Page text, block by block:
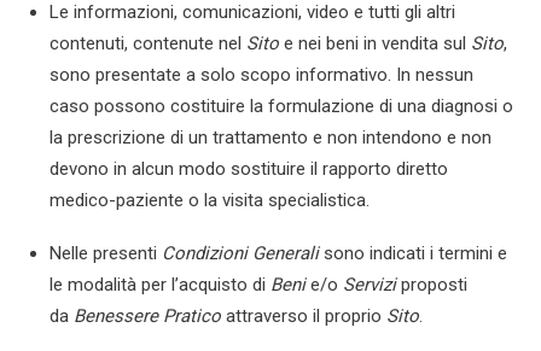
Le informazioni, comunicazioni, video e tutti gli altri
contenuti, contenute nel Sito e nei beni in vendita sul Sito,
sono presentate a solo scopo informativo. In nessun
caso possono costituire la formulazione di una diagnosi o
la prescrizione di un trattamento e non intendono e non
devono in alcun modo sostituire il rapporto diretto
medico-paziente o la visita specialistica.
Nelle presenti Condizioni Generalisono indicati i termini e
le modalità per l’acquisto di Benie/o Serviziproposti
da Benessere Pratico attraverso il proprio Sito.